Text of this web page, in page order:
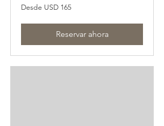
Desde
165
Desde USD 165
Reservar ahora